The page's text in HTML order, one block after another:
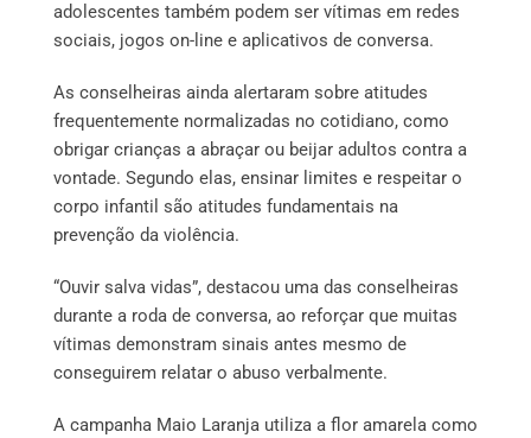
adolescentes também podem ser vítimas em redes
sociais, jogos on-line e aplicativos de conversa.
As conselheiras ainda alertaram sobre atitudes
frequentemente normalizadas no cotidiano, como
obrigar crianças a abraçar ou beijar adultos contra a
vontade. Segundo elas, ensinar limites e respeitar o
corpo infantil são atitudes fundamentais na
prevenção da violência.
“Ouvir salva vidas”, destacou uma das conselheiras
durante a roda de conversa, ao reforçar que muitas
vítimas demonstram sinais antes mesmo de
conseguirem relatar o abuso verbalmente.
A campanha Maio Laranja utiliza a flor amarela como